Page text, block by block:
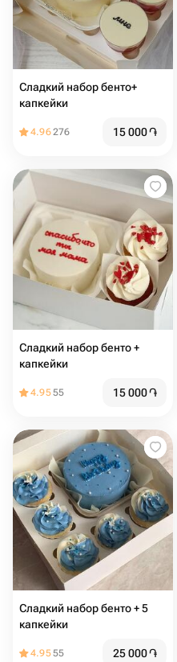
Сладкий набор бенто+
капкейки
4.96276 15 000֏
Сладкий набор бенто +
капкейки
4.9555 15 000֏
Сладкий набор бенто + 5
капкейки
4.9555 25 000֏